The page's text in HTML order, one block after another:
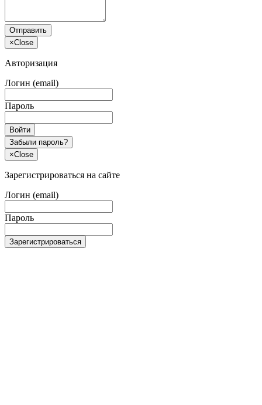
Отправить
×Close
Авторизация
Логин (email)
Пароль
Войти
Забыли пароль?
×Close
Зарегистрироваться на сайте
Логин (email)
Пароль
Зарегистрироваться